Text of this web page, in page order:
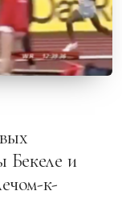
Бекеле и
к-